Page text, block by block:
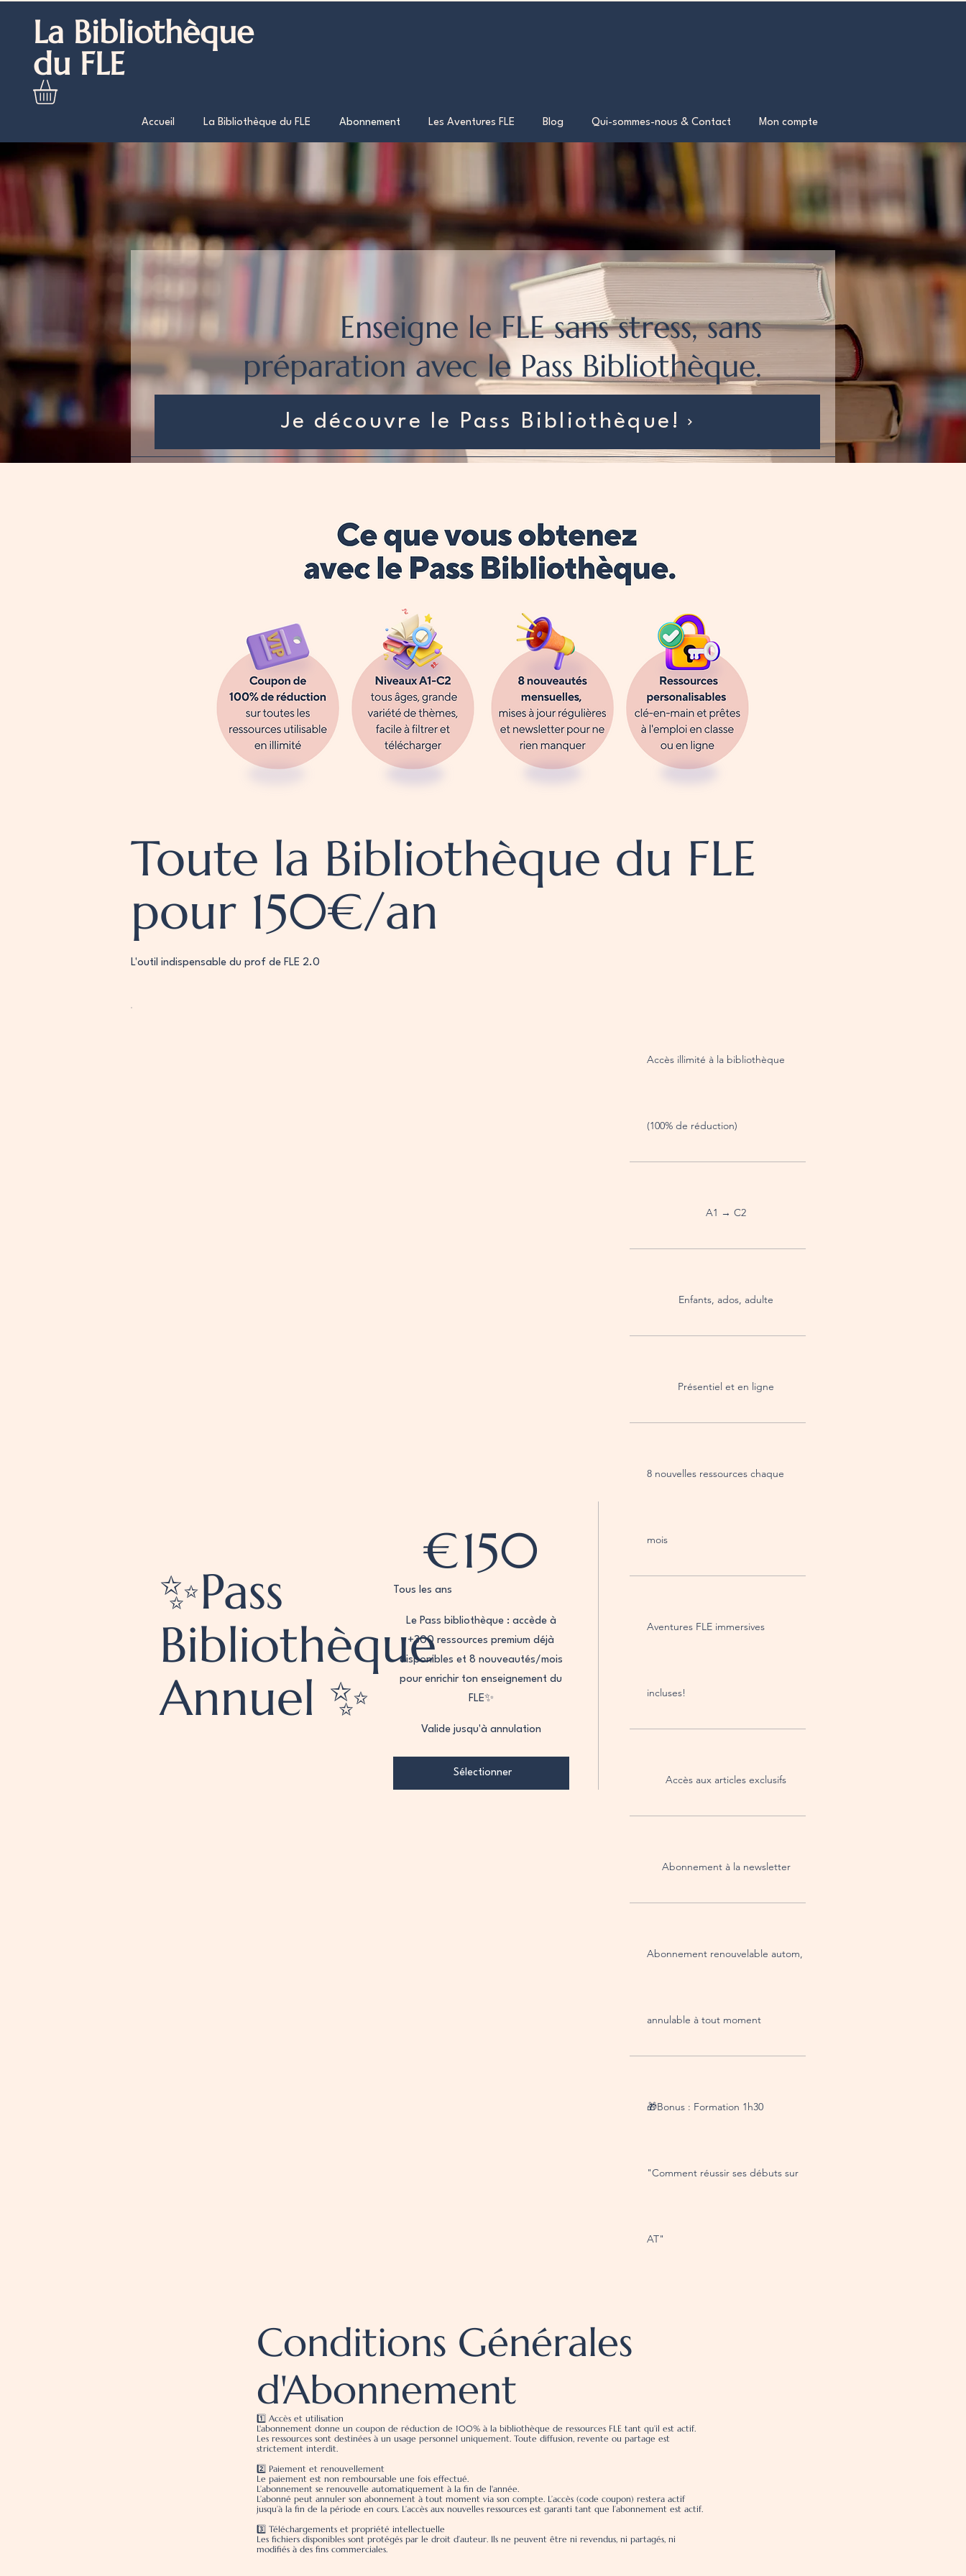
La Bibliothèque
du FLE
Accueil La Bibliothèque du FLE Abonnement Les Aventures FLE Blog Qui-sommes-nous & Contact Mon compte
Enseigne le FLE sans stress, sans
préparation avec le Pass Bibliothèque.
Je découvre le Pass Bibliothèque!
Conditions Générales
d'Abonnement
1️⃣ Accès et utilisation
L'abonnement donne un coupon de réduction de 100% à la bibliothèque de ressources FLE tant qu’il est actif.
Les ressources sont destinées à un usage personnel uniquement. Toute diffusion, revente ou partage est
strictement interdit.
2️⃣ Paiement et renouvellement
Le paiement est non remboursable une fois effectué.
L’abonnement se renouvelle automatiquement à la fin de l'année.
L’abonné peut annuler son abonnement à tout moment via son compte. L’accès (code coupon) restera actif
jusqu’à la fin de la période en cours. L’accès aux nouvelles ressources est garanti tant que l’abonnement est actif.
3️⃣ Téléchargements et propriété intellectuelle
Les fichiers disponibles sont protégés par le droit d’auteur. Ils ne peuvent être ni revendus, ni partagés, ni
modifiés à des fins commerciales.
✨Pass
Bibliothèque
Annuel ✨
€150
Tous les ans
Le Pass bibliothèque : accède à
+300 ressources premium déjà
disponibles et 8 nouveautés/mois
pour enrichir ton enseignement du
FLE✨
Valide jusqu'à annulation
Sélectionner
Accès illimité à la bibliothèque
(100% de réduction)
A1 → C2
Enfants, ados, adulte
Présentiel et en ligne
8 nouvelles ressources chaque
mois
Aventures FLE immersives
incluses!
Accès aux articles exclusifs
Abonnement à la newsletter
Abonnement renouvelable autom,
annulable à tout moment
🎁Bonus : Formation 1h30
"Comment réussir ses débuts sur
AT"
Toute la Bibliothèque du FLE
pour 150€/an
L'outil indispensable du prof de FLE 2.0